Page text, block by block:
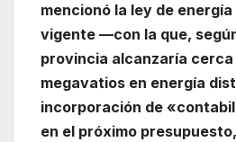
mencionó la ley de
vigente —con la que,
provincia alcanzaría cerca
megavatios en energía
incorporación de
en el próximo